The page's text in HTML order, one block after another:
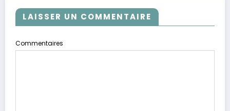
LAISSER UN COMMENTAIRE
Commentaires